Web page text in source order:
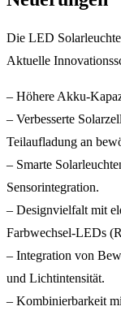
Die LED
Aktuelle
– Höhere Akku-
– Verbesserte
Teilaufladung an
– Smarte
Sensorintegration.
– Designvielfalt mit
Farbwechsel-LEDs
– Integration von
und Lichtintensität.
– Kombinierbarkeit